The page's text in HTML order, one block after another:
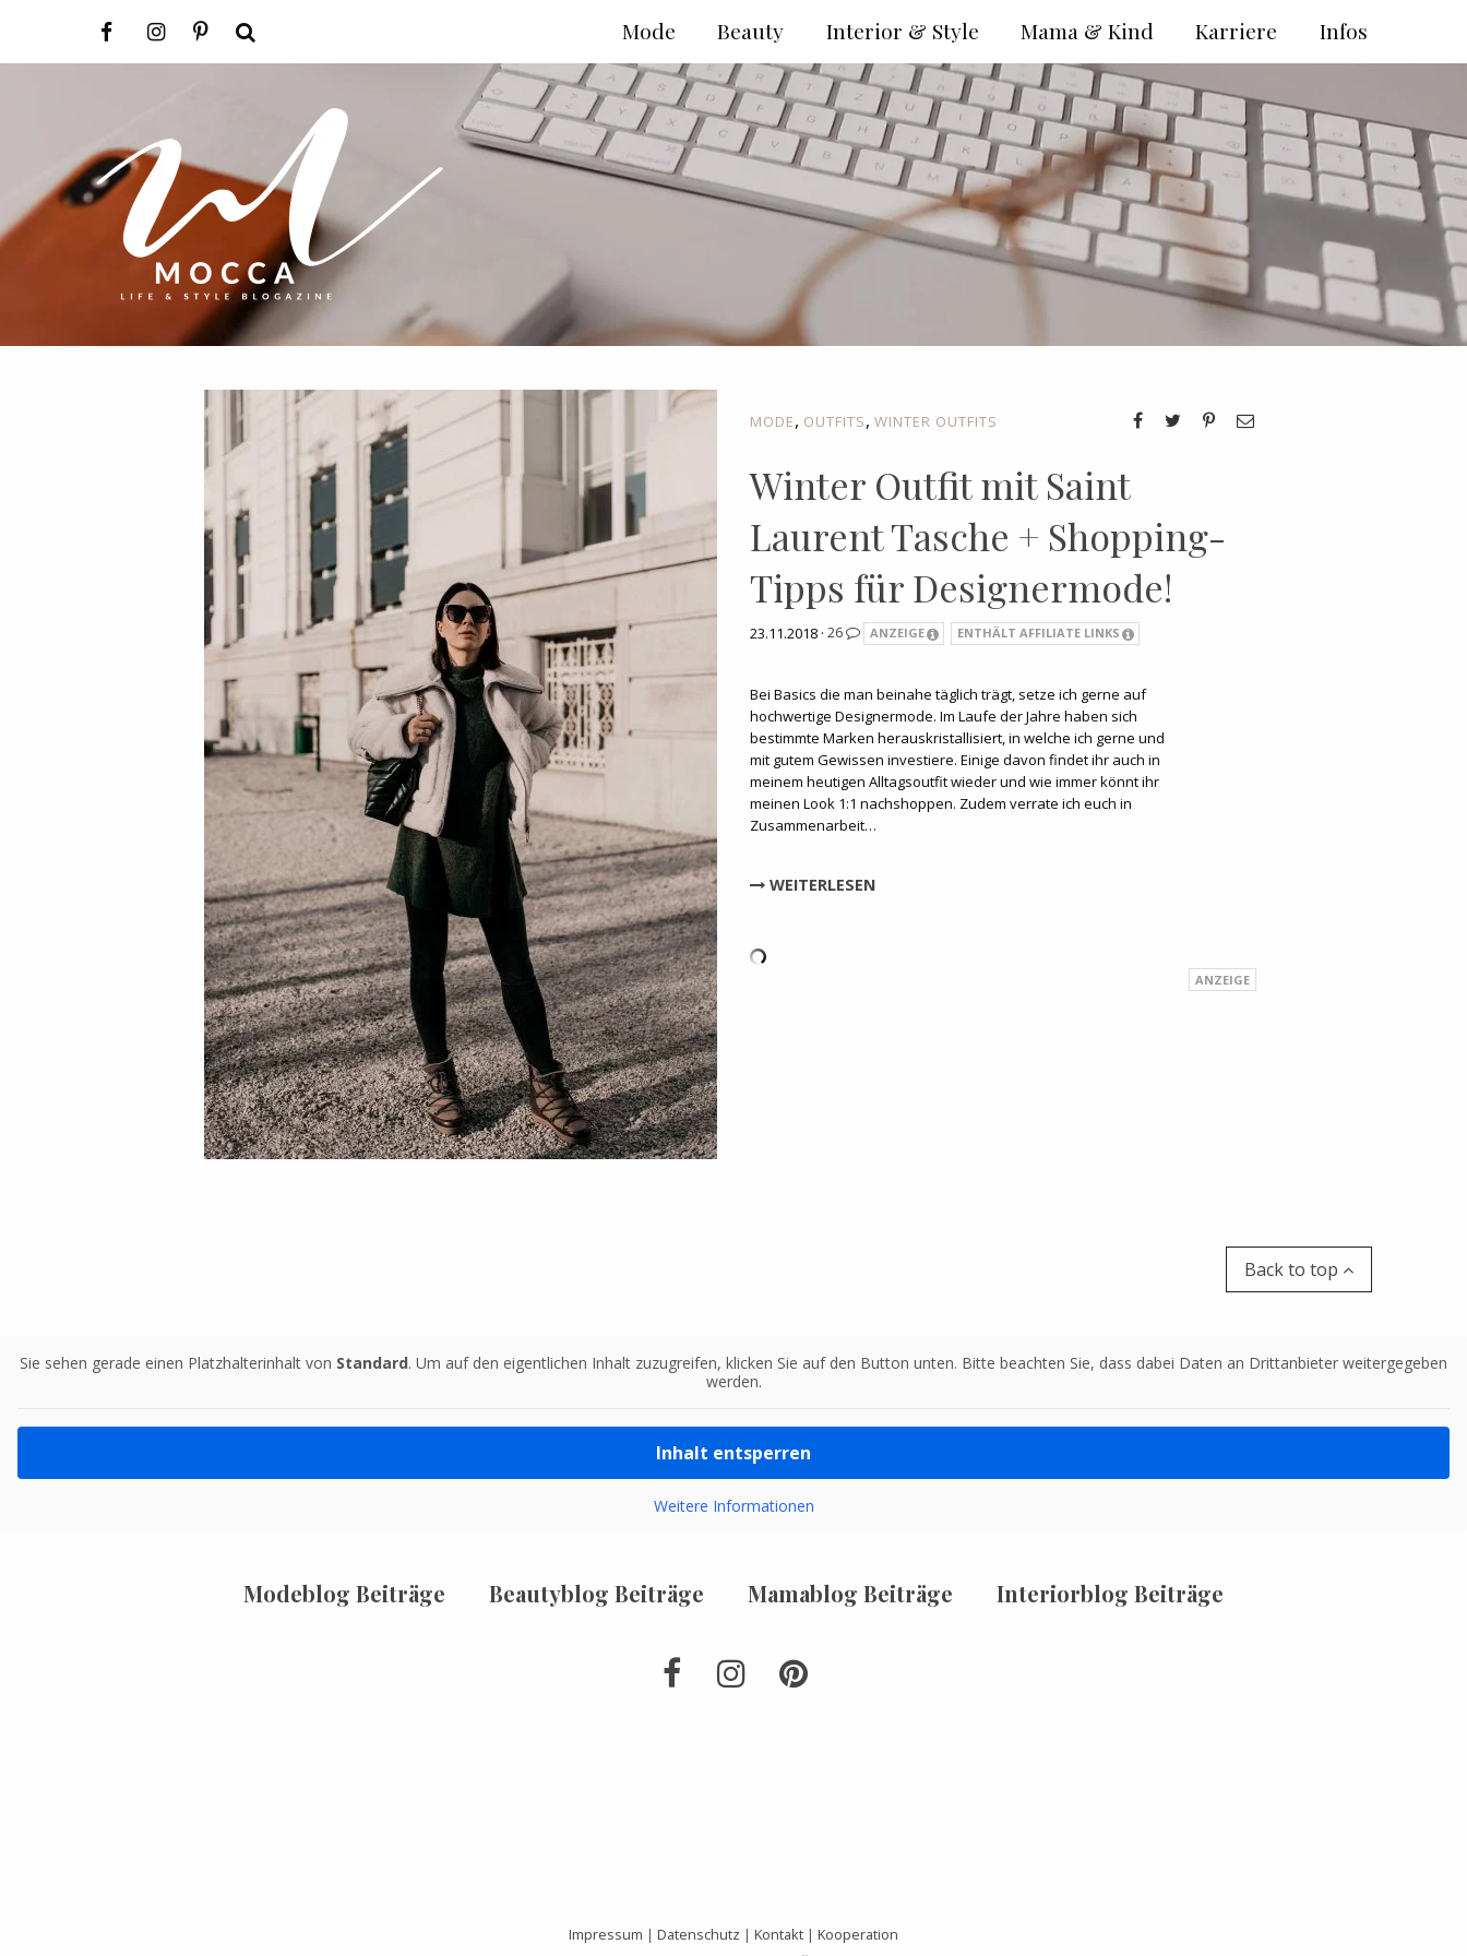
MODE, OUTFITS, WINTER OUTFITS
Winter Outfit mit Saint
Laurent Tasche + Shopping-
Tipps für Designermode!
23.11.2018 · 26 ANZEIGE ENTHÄLT AFFILIATE LINKS
Bei Basics die man beinahe täglich trägt, setze ich gerne auf
hochwertige Designermode. Im Laufe der Jahre haben sich
bestimmte Marken herauskristallisiert, in welche ich gerne und
mit gutem Gewissen investiere. Einige davon findet ihr auch in
meinem heutigen Alltagsoutfit wieder und wie immer könnt ihr
meinen Look 1:1 nachshoppen. Zudem verrate ich euch in
Zusammenarbeit…
WEITERLESEN
Back to top
Sie sehen gerade einen Platzhalterinhalt von Standard. Um auf den eigentlichen Inhalt zuzugreifen, klicken Sie auf den Button unten. Bitte beachten Sie, dass dabei Daten an Drittanbieter weitergegeben
werden.
Inhalt entsperren
Weitere Informationen
Modeblog Beiträge Beautyblog Beiträge Mamablog Beiträge Interiorblog Beiträge
Impressum | Datenschutz | Kontakt | Kooperation
Infos
Karriere
Mama & Kind
Interior & Style
Beauty
Mode